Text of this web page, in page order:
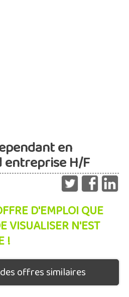
en
H/F
D'EMPLOI QUE
VISUALISER N'EST
!
offres similaires